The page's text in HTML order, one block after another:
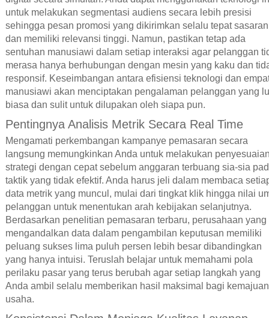
untuk melakukan segmentasi audiens secara lebih presisi
sehingga pesan promosi yang dikirimkan selalu tepat sasaran
dan memiliki relevansi tinggi. Namun, pastikan tetap ada
sentuhan manusiawi dalam setiap interaksi agar pelanggan
merasa hanya berhubungan dengan mesin yang kaku dan
responsif. Keseimbangan antara efisiensi teknologi dan
manusiawi akan menciptakan pengalaman pelanggan yang
biasa dan sulit untuk dilupakan oleh siapa pun.
Pentingnya Analisis Metrik Secara Real Time
Mengamati perkembangan kampanye pemasaran secara
langsung memungkinkan Anda untuk melakukan
strategi dengan cepat sebelum anggaran terbuang sia-sia
taktik yang tidak efektif. Anda harus jeli dalam membaca
data metrik yang muncul, mulai dari tingkat klik hingga nilai
pelanggan untuk menentukan arah kebijakan selanjutnya.
Berdasarkan penelitian pemasaran terbaru, perusahaan yang
mengandalkan data dalam pengambilan keputusan memiliki
peluang sukses lima puluh persen lebih besar dibandingkan
yang hanya intuisi. Teruslah belajar untuk memahami pola
perilaku pasar yang terus berubah agar setiap langkah yang
Anda ambil selalu memberikan hasil maksimal bagi kemajuan
usaha.